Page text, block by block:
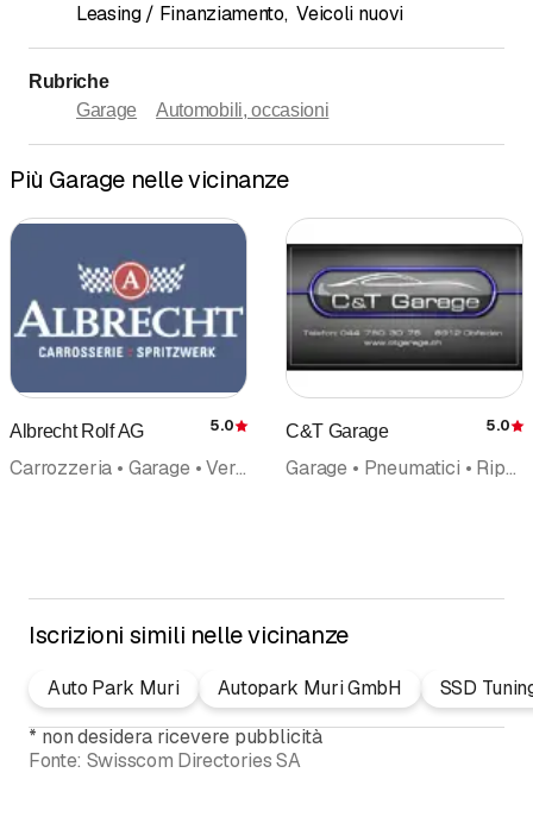
Leasing / Finanziamento, Veicoli nuovi
Rubriche
Garage
Automobili, occasioni
Più Garage nelle vicinanze
Albrecht Rolf AG Recensione
5.0
Carrozzeria • Garage • Verniciatura • Verniciatura auto • Spruzzatura • Riparazioni
C&T Garage 5.0
Garage • Pneumatici • Riparazioni
Iscrizioni simili nelle vicinanze
Auto Park Muri Autopark Muri GmbH
SSD
* non desidera ricevere pubblicità
Fonte: Swisscom Directories SA